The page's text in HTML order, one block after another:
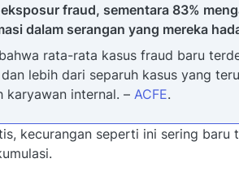
fraud, sementara 83%
dalam serangan yang mereka
rata-rata kasus fraud baru
lebih dari separuh kasus yang
internal. – ACFE.
kecurangan seperti ini sering baru